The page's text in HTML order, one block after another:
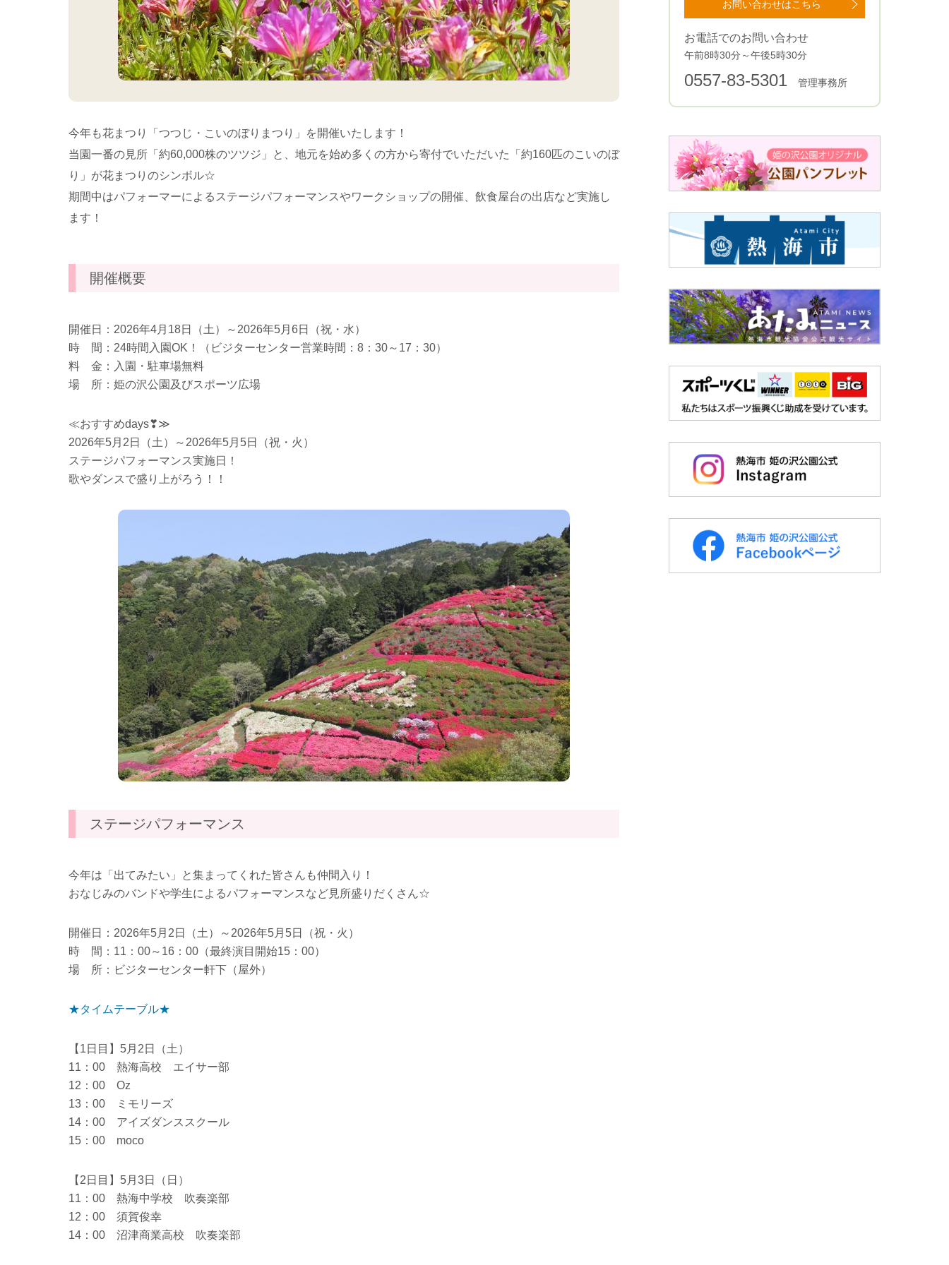
今年も花まつり「つつじ・こいのぼりまつり」を開催いたします！
当園一番の見所「約60,000株のツツジ」と、地元を始め多くの方から寄付でいただいた「約160匹のこいのぼ
り」が花まつりのシンボル☆
期間中はパフォーマーによるステージパフォーマンスやワークショップの開催、飲食屋台の出店など実施し
ます！
開催概要
開催日：2026年4月18日（土）～2026年5月6日（祝・水）
時 間：24時間入園OK！（ビジターセンター営業時間：8：30～17：30）
料 金：入園・駐車場無料
場 所：姫の沢公園及びスポーツ広場
≪おすすめdays❣≫
2026年5月2日（土）～2026年5月5日（祝・火）
ステージパフォーマンス実施日！
歌やダンスで盛り上がろう！！
ステージパフォーマンス
今年は「出てみたい」と集まってくれた皆さんも仲間入り！
おなじみのバンドや学生によるパフォーマンスなど見所盛りだくさん☆
開催日：2026年5月2日（土）～2026年5月5日（祝・火）
時 間：11：00～16：00（最終演目開始15：00）
場 所：ビジターセンター軒下（屋外）
★タイムテーブル★
【1日目】5月2日（土）
11：00 熱海高校 エイサー部
12：00 Oz
13：00 ミモリーズ
14：00 アイズダンススクール
15：00 moco
【2日目】5月3日（日）
11：00 熱海中学校 吹奏楽部
12：00 須賀俊幸
14：00 沼津商業高校 吹奏楽部
お問い合わせはこちら
お電話でのお問い合わせ
午前8時30分～午後5時30分
0557-83-5301 管理事務所